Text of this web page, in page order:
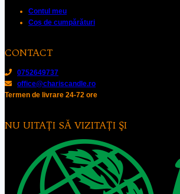
Contul meu
Coș de cumpărături
CONTACT
0752649737
office@chariscandle.ro
Termen de livrare 24-72 ore
NU UITAŢI SĂ VIZITAŢI ŞI